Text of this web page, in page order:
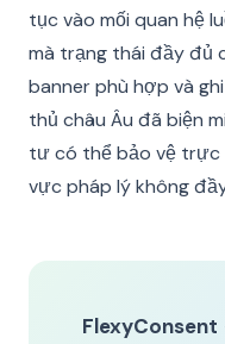
tục vào mối quan hệ
mà trạng thái đầy đủ
banner phù hợp và
thủ châu Âu đã biện
tư có thể bảo vệ trực
vực pháp lý không
FlexyConsent